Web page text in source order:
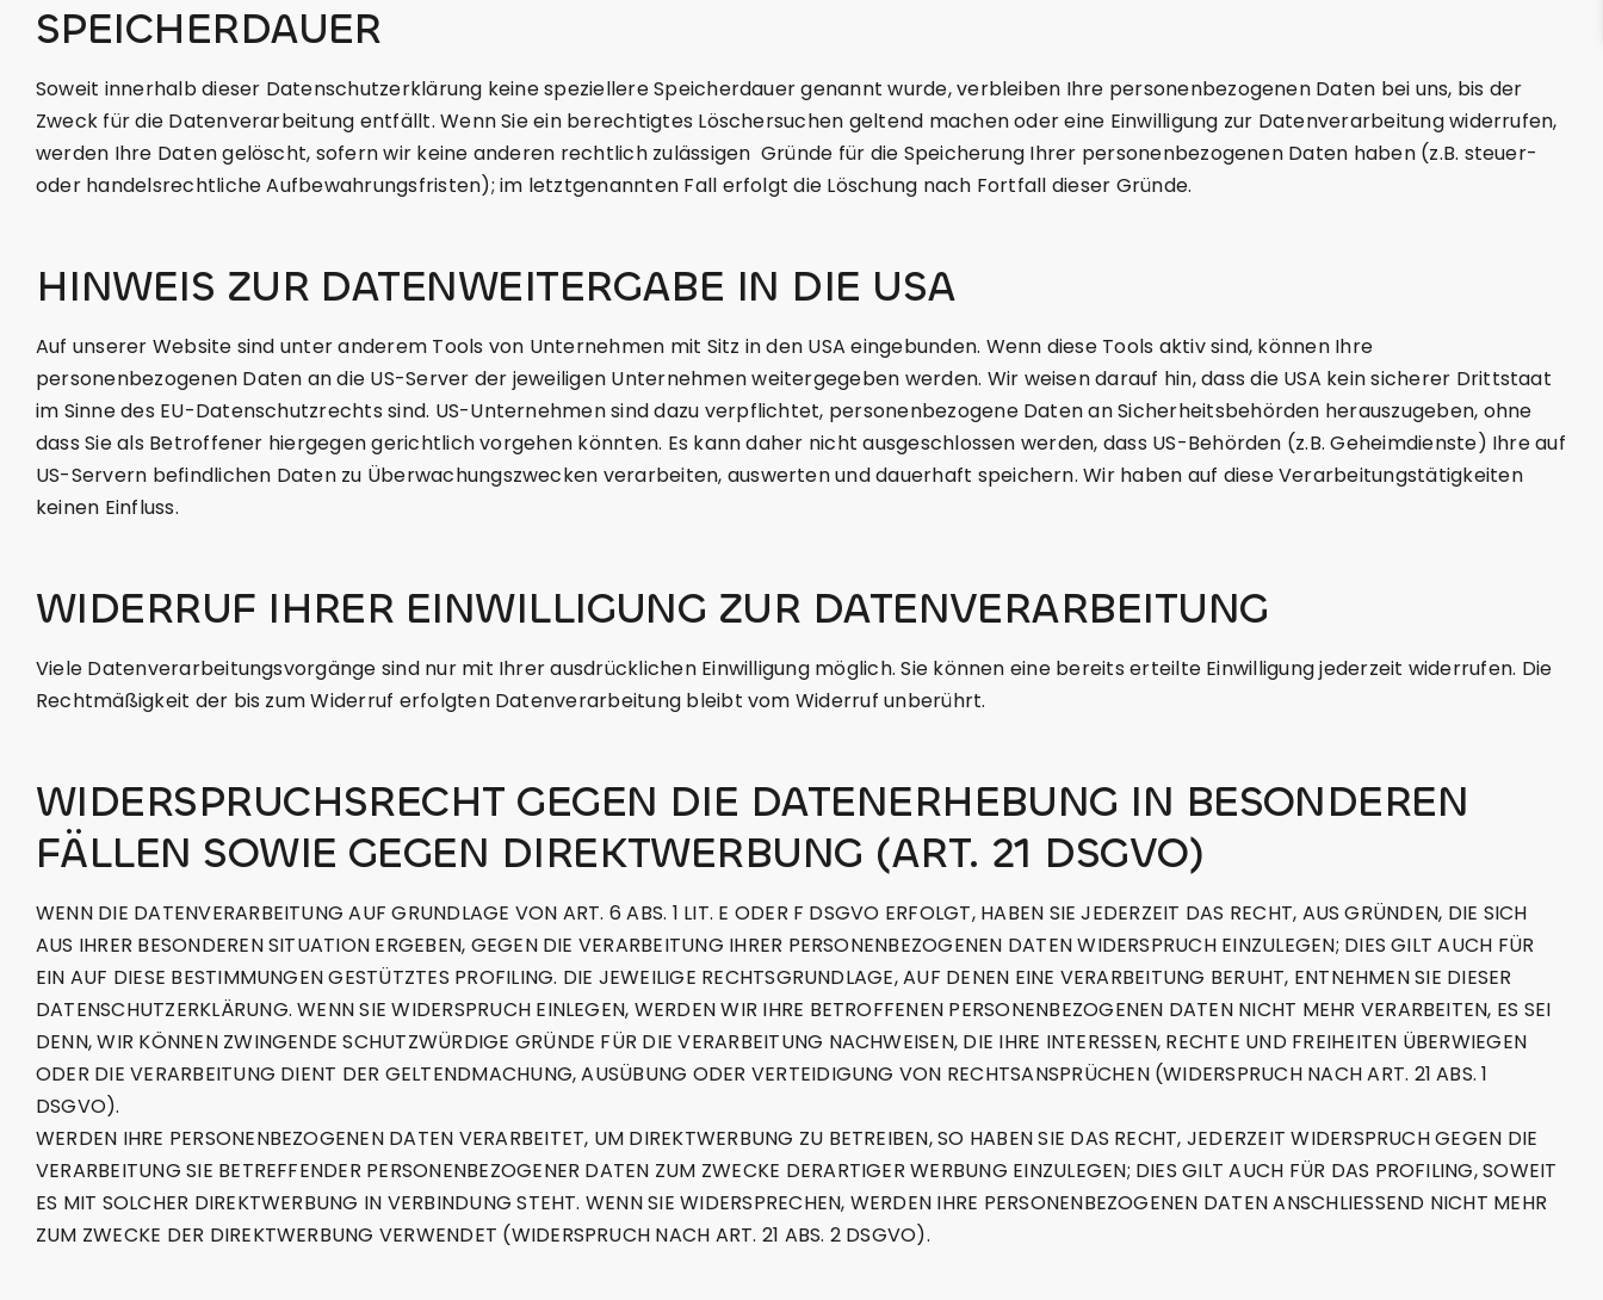
SPEICHERDAUER
Soweit innerhalb dieser Datenschutzerklärung keine speziellere Speicherdauer genannt wurde, verbleiben Ihre personenbezogenen Daten bei uns, bis der
Zweck für die Datenverarbeitung entfällt. Wenn Sie ein berechtigtes Löschersuchen geltend machen oder eine Einwilligung zur Datenverarbeitung widerrufen,
werden Ihre Daten gelöscht, sofern wir keine anderen rechtlich zulässigen Gründe für die Speicherung Ihrer personenbezogenen Daten haben (z.B. steuer-
oder handelsrechtliche Aufbewahrungsfristen); im letztgenannten Fall erfolgt die Löschung nach Fortfall dieser Gründe.
HINWEIS ZUR DATENWEITERGABE IN DIE USA
Auf unserer Website sind unter anderem Tools von Unternehmen mit Sitz in den USA eingebunden. Wenn diese Tools aktiv sind, können Ihre
personenbezogenen Daten an die US-Server der jeweiligen Unternehmen weitergegeben werden. Wir weisen darauf hin, dass die USA kein sicherer Drittstaat
im Sinne des EU-Datenschutzrechts sind. US-Unternehmen sind dazu verpflichtet, personenbezogene Daten an Sicherheitsbehörden herauszugeben, ohne
dass Sie als Betroffener hiergegen gerichtlich vorgehen könnten. Es kann daher nicht ausgeschlossen werden, dass US-Behörden (z.B. Geheimdienste) Ihre auf
US-Servern befindlichen Daten zu Überwachungszwecken verarbeiten, auswerten und dauerhaft speichern. Wir haben auf diese Verarbeitungstätigkeiten
keinen Einfluss.
WIDERRUF IHRER EINWILLIGUNG ZUR DATENVERARBEITUNG
Viele Datenverarbeitungsvorgänge sind nur mit Ihrer ausdrücklichen Einwilligung möglich. Sie können eine bereits erteilte Einwilligung jederzeit widerrufen. Die
Rechtmäßigkeit der bis zum Widerruf erfolgten Datenverarbeitung bleibt vom Widerruf unberührt.
WIDERSPRUCHSRECHT GEGEN DIE DATENERHEBUNG IN BESONDEREN
FÄLLEN SOWIE GEGEN DIREKTWERBUNG (ART. 21 DSGVO)
WENN DIE DATENVERARBEITUNG AUF GRUNDLAGE VON ART. 6 ABS. 1 LIT. E ODER F DSGVO ERFOLGT, HABEN SIE JEDERZEIT DAS RECHT, AUS GRÜNDEN, DIE SICH
AUS IHRER BESONDEREN SITUATION ERGEBEN, GEGEN DIE VERARBEITUNG IHRER PERSONENBEZOGENEN DATEN WIDERSPRUCH EINZULEGEN; DIES GILT AUCH FÜR
EIN AUF DIESE BESTIMMUNGEN GESTÜTZTES PROFILING. DIE JEWEILIGE RECHTSGRUNDLAGE, AUF DENEN EINE VERARBEITUNG BERUHT, ENTNEHMEN SIE DIESER
DATENSCHUTZERKLÄRUNG. WENN SIE WIDERSPRUCH EINLEGEN, WERDEN WIR IHRE BETROFFENEN PERSONENBEZOGENEN DATEN NICHT MEHR VERARBEITEN, ES SEI
DENN, WIR KÖNNEN ZWINGENDE SCHUTZWÜRDIGE GRÜNDE FÜR DIE VERARBEITUNG NACHWEISEN, DIE IHRE INTERESSEN, RECHTE UND FREIHEITEN ÜBERWIEGEN
ODER DIE VERARBEITUNG DIENT DER GELTENDMACHUNG, AUSÜBUNG ODER VERTEIDIGUNG VON RECHTSANSPRÜCHEN (WIDERSPRUCH NACH ART. 21 ABS. 1
DSGVO).
WERDEN IHRE PERSONENBEZOGENEN DATEN VERARBEITET, UM DIREKTWERBUNG ZU BETREIBEN, SO HABEN SIE DAS RECHT, JEDERZEIT WIDERSPRUCH GEGEN DIE
VERARBEITUNG SIE BETREFFENDER PERSONENBEZOGENER DATEN ZUM ZWECKE DERARTIGER WERBUNG EINZULEGEN; DIES GILT AUCH FÜR DAS PROFILING, SOWEIT
ES MIT SOLCHER DIREKTWERBUNG IN VERBINDUNG STEHT. WENN SIE WIDERSPRECHEN, WERDEN IHRE PERSONENBEZOGENEN DATEN ANSCHLIESSEND NICHT MEHR
ZUM ZWECKE DER DIREKTWERBUNG VERWENDET (WIDERSPRUCH NACH ART. 21 ABS. 2 DSGVO).